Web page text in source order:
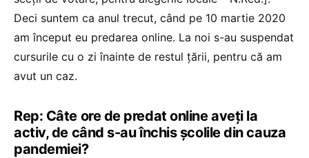
Deci suntem ca anul trecut, când pe 10 martie 2020
am început eu predarea online. La noi s-au suspendat
cursurile cu o zi înainte de restul țării, pentru că am
avut un caz.
Rep: Câte ore de predat online aveți la
activ, de când s-au închis școlile din cauza
pandemiei?